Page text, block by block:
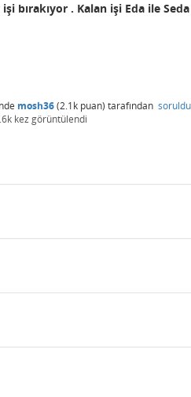
bırakıyor . Kalan işi Eda ile
mosh36(2.1k puan) tarafından soruldu
kez görüntülendi